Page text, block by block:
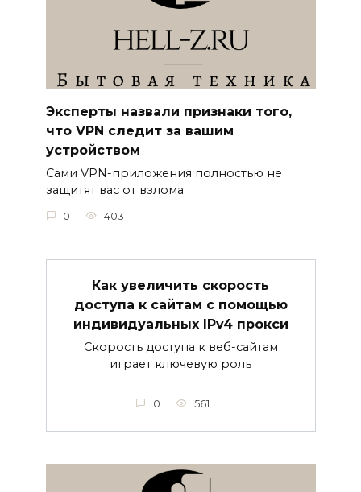
Эксперты назвали признаки того,
что VPN следит за вашим
устройством
Сами VPN-приложения полностью не
защитят вас от взлома
0 403
Как увеличить скорость
доступа к сайтам с помощью
индивидуальных IPv4 прокси
Скорость доступа к веб-сайтам
играет ключевую роль
0 561